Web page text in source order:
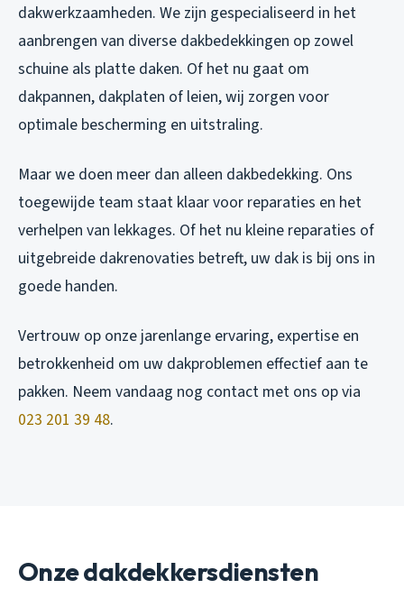
dakwerkzaamheden. We zijn gespecialiseerd in het
aanbrengen van diverse dakbedekkingen op zowel
schuine als platte daken. Of het nu gaat om
dakpannen, dakplaten of leien, wij zorgen voor
optimale bescherming en uitstraling.
Maar we doen meer dan alleen dakbedekking. Ons
toegewijde team staat klaar voor reparaties en het
verhelpen van lekkages. Of het nu kleine reparaties of
uitgebreide dakrenovaties betreft, uw dak is bij ons in
goede handen.
Vertrouw op onze jarenlange ervaring, expertise en
betrokkenheid om uw dakproblemen effectief aan te
pakken. Neem vandaag nog contact met ons op via
023 201 39 48.
Onze dakdekkersdiensten